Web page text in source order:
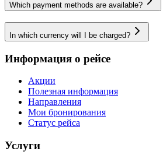
Which payment methods are available?
In which currency will I be charged?
Информация о рейсе
Акции
Полезная информация
Направления
Мои бронирования
Статус рейса
Услуги